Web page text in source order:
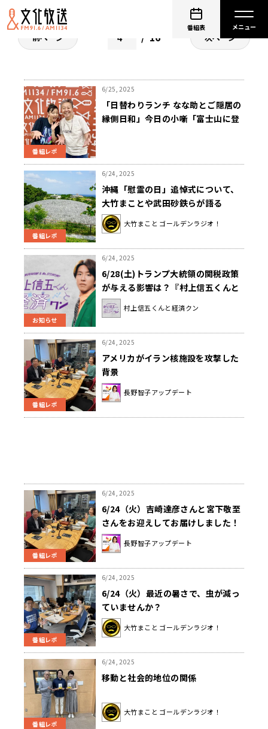
番組表
前ページ 16 次ページ
番組レポ
6/25, 2025
「日替わりランチ なな助とご隠居の
縁側日和」今日の小噺「富士山に登
番組レポ
6/24, 2025
沖縄「慰霊の日」追悼式について、
大竹まことや武田砂鉄らが語る
大竹まこと ゴールデンラジオ！
お知らせ
6/24, 2025
6/28(土)トランプ大統領の関税政策
が与える影響は？『村上信五くんと
経済クン』
村上信五くんと経済クン
番組レポ
6/24, 2025
アメリカがイラン核施設を攻撃した
背景
長野智子アップデート
番組レポ
6/24, 2025
6/24（火）吉崎達彦さんと宮下敬至
さんをお迎えしてお届けしました！
特集コーナーでは、ダンサーで振付
家の TAKAHIRO さんが登場しま
長野智子アップデート
番組レポ
6/24, 2025
6/24（火）最近の暑さで、虫が減っ
ていませんか？
大竹まこと ゴールデンラジオ！
番組レポ
6/24, 2025
移動と社会的地位の関係
大竹まこと ゴールデンラジオ！